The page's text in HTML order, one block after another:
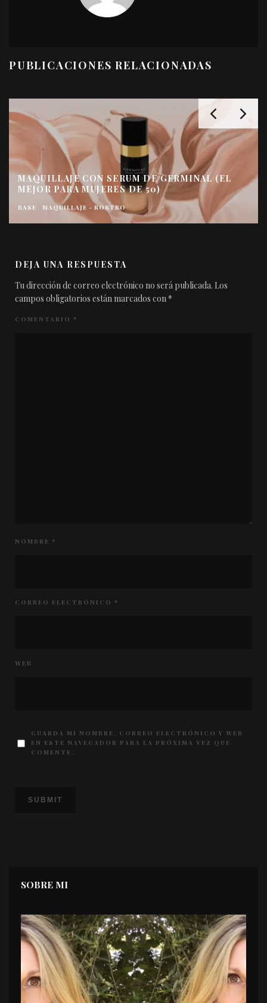
PUBLICACIONES RELACIONADAS
MAQUILLAJE CON SERUM DE GERMINAL (EL
MEJOR PARA MUJERES DE 50)
BASE MAQUILLAJE - ROSTRO
DEJA UNA RESPUESTA
Tu dirección de correo electrónico no será publicada. Los
campos obligatorios están marcados con *
COMENTARIO *
NOMBRE *
CORREO ELECTRÓNICO *
WEB
GUARDA MI NOMBRE, CORREO ELECTRÓNICO Y WEB
EN ESTE NAVEGADOR PARA LA PRÓXIMA VEZ QUE
COMENTE.
SOBRE MI